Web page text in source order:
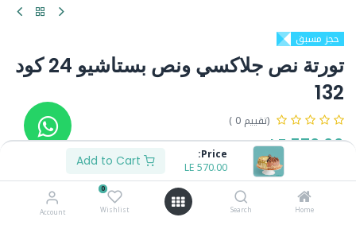
Price:
570.00
LE
Home
Search
0
Wishlist
Account
حجز مسبق
تورتة نص جلاكسي ونص بستاشيو 24 كود
132
(تقييم 0 )
570.00
LE